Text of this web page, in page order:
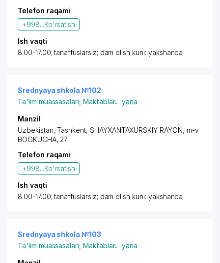
Telefon raqami
+998...Ko'rsatish
Ish vaqti
8.00-17.00; tanaffuslarsiz; dam olish kuni: yakshanba
Srednyaya shkola №102
Ta'lim muassasalari Maktablar... yana
Manzil
Uzbekistan, Tashkent, SHAYXANTAXURSKIY RAYON, m-v
BOGKUCHA, 27
Telefon raqami
+998...Ko'rsatish
Ish vaqti
8.00-17.00; tanaffuslarsiz; dam olish kuni: yakshanba
Srednyaya shkola №103
Ta'lim muassasalari Maktablar... yana